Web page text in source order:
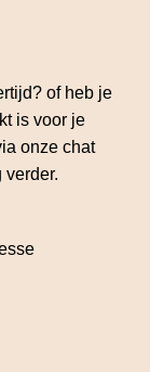
of heb je
is voor je
onze chat
verder.